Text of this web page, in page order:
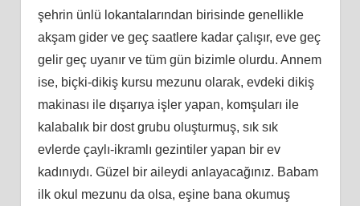
şehrin ünlü lokantalarından birisinde genellikle
akşam gider ve geç saatlere kadar çalışır, eve geç
gelir geç uyanır ve tüm gün bizimle olurdu. Annem
ise, biçki-dikiş kursu mezunu olarak, evdeki dikiş
makinası ile dışarıya işler yapan, komşuları ile
kalabalık bir dost grubu oluşturmuş, sık sık
evlerde çaylı-ikramlı gezintiler yapan bir ev
kadınıydı. Güzel bir aileydi anlayacağınız. Babam
ilk okul mezunu da olsa, eşine bana okumuş